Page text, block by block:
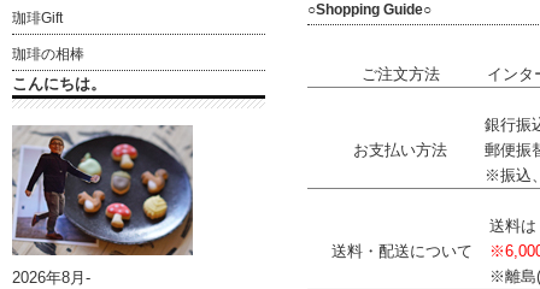
○Shopping Guide○
ご注文方法 インタ
お支払い方法
銀行振
郵便振
※振込
送料・配送について
送料は
※離島
珈琲Gift
珈琲の相棒
こんにちは。
2026年8月-